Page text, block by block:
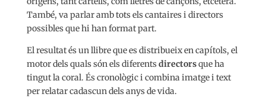
També, va parlar amb tots els cantaires i directors
possibles que hi han format part.
El resultat és un llibre que es distribueix en capítols, el
motor dels quals són els diferentsdirectorsque ha
tingut la coral. És cronològic i combina imatge i text
per relatar cadascun dels anys de vida.